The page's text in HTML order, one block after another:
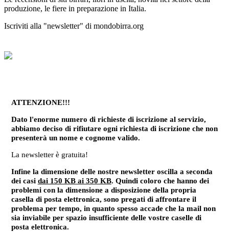
produzione, le fiere in preparazione in Italia.
Iscriviti alla "newsletter" di mondobirra.org
ATTENZIONE!!!
Dato l'enorme numero di richieste di iscrizione al servizio,
abbiamo deciso di rifiutare ogni richiesta di iscrizione che non
presenterà un nome e cognome valido.
La newsletter è gratuita!
Infine la dimensione delle nostre newsletter oscilla a seconda
dei casi dai 150 KB ai 350 KB. Quindi coloro che hanno dei
problemi con la dimensione a disposizione della propria
casella di posta elettronica, sono pregati di affrontare il
problema per tempo, in quanto spesso accade che la mail non
sia inviabile per spazio insufficiente delle vostre caselle di
posta elettronica.